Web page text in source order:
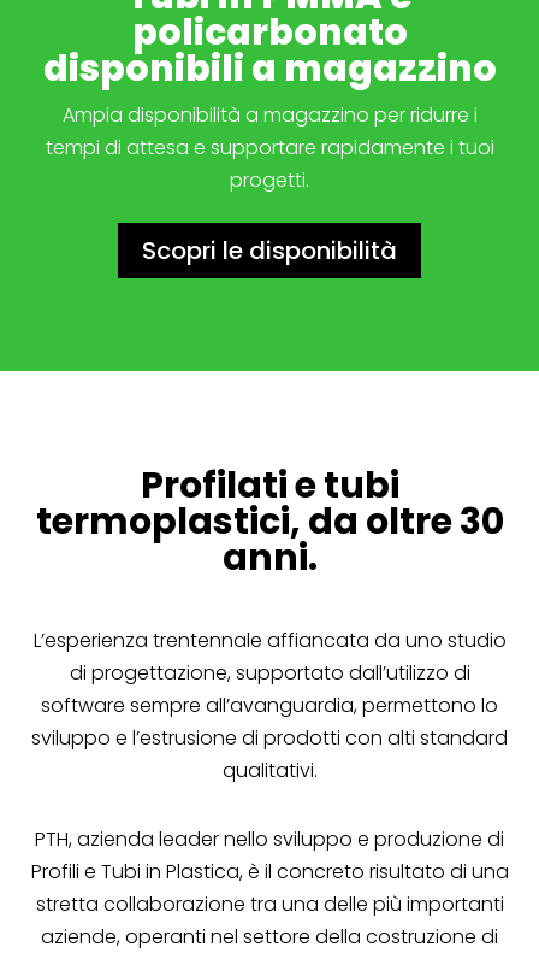
policarbonato
disponibili a magazzino
Ampia disponibilità a magazzino per ridurre i
tempi di attesa e supportare rapidamente i tuoi
progetti.
Scopri le disponibilità
Profilati e tubi
termoplastici, da oltre 30
anni.
L’esperienza trentennale affiancata da uno studio
di progettazione, supportato dall’utilizzo di
software sempre all’avanguardia, permettono lo
sviluppo e l’estrusione di prodotti con alti standard
qualitativi.
PTH, azienda leader nello sviluppo e produzione di
Profili e Tubi in Plastica, è il concreto risultato di una
stretta collaborazione tra una delle più importanti
aziende, operanti nel settore della costruzione di